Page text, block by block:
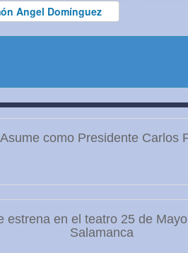
Angel Domínguez
Asume como Presidente Carlos
estrena en el teatro 25 de
Salamanca